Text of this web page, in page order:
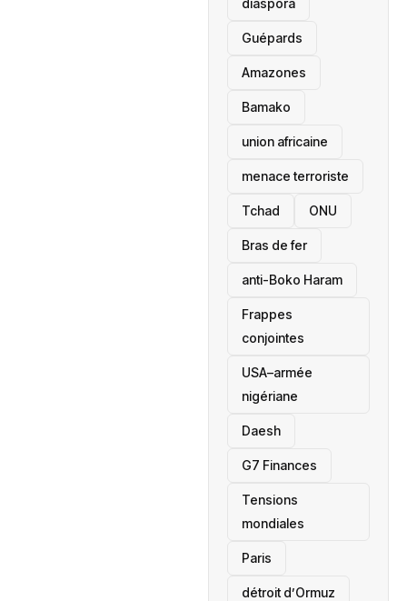
Guépards
Amazones
Bamako
union africaine
menace terroriste
‎Tchad ONU
Bras de fer
anti-Boko Haram
Frappes
conjointes
USA–armée
nigériane
Daesh
‎G7 Finances
Tensions
mondiales
Paris
détroit d’Ormuz